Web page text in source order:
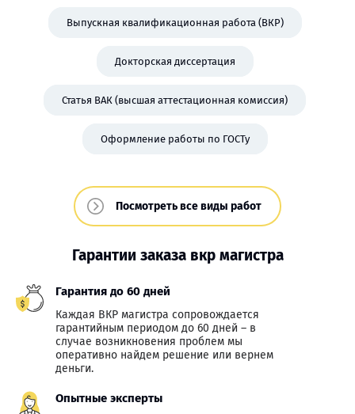
Выпускная квалификационная работа (ВКР)
Докторская диссертация
Статья ВАК (высшая аттестационная комиссия)
Оформление работы по ГОСТу
Посмотреть все виды работ
Гарантии заказа вкр магистра
Гарантия до 60 дней
Каждая ВКР магистра сопровождается
гарантийным периодом до 60 дней – в
случае возникновения проблем мы
оперативно найдем решение или вернем
деньги.
Опытные эксперты